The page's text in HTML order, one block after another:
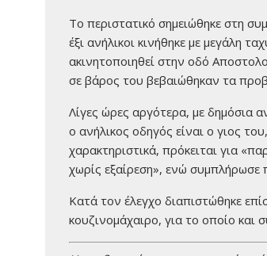
Το περιστατικό σημειώθηκε στη
έξι ανήλικοι κινήθηκε με μεγάλη
ακινητοποιηθεί στην οδό
σε βάρος του βεβαιώθηκαν τα
Λίγες ώρες αργότερα, με δημόσια
ο ανήλικος οδηγός είναι ο γιος
χαρακτηριστικά, πρόκειται για
χωρίς εξαίρεση», ενώ συμπλήρωσε
Κατά τον έλεγχο διαπιστώθηκε
κουζινομάχαιρο, για το οποίο και